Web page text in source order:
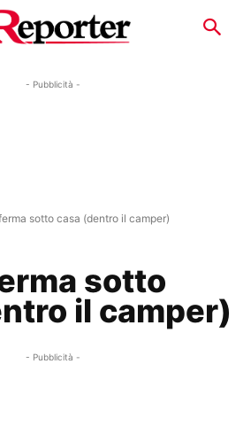
- Pubblicità -
sotto casa (dentro il camper)
sotto
il camper)
- Pubblicità -